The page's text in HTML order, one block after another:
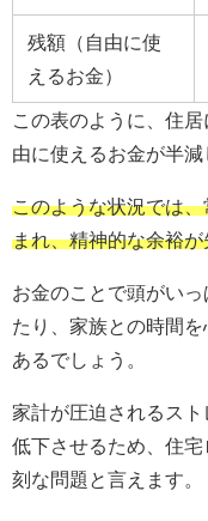
残額（自由に使
えるお金）
この表のように、住
由に使えるお金が半減
このような状況では
まれ、精神的な余裕
お金のことで頭がい
たり、家族との時間
あるでしょう。
家計が圧迫されるス
低下させるため、住
刻な問題と言えます。